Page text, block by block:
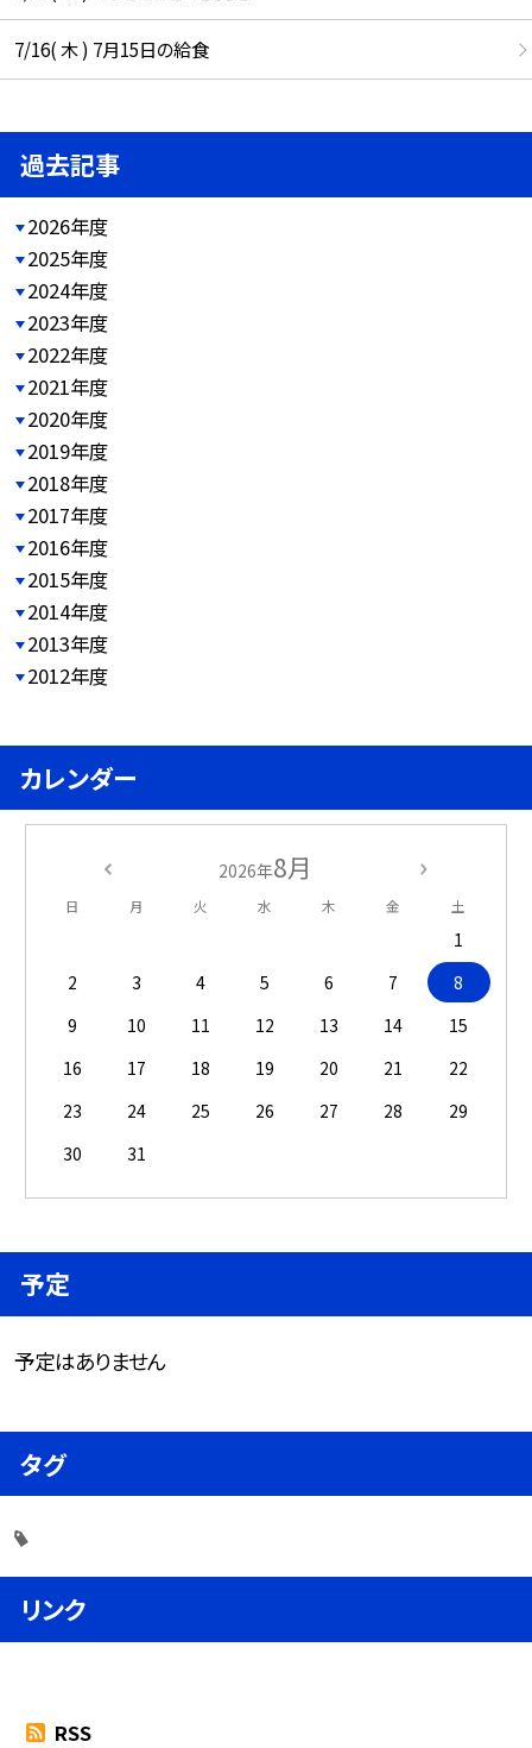
7/16( 木 ) 7月15日の給食
過去記事
2026年度
2025年度
2024年度
2023年度
2022年度
2021年度
2020年度
2019年度
2018年度
2017年度
2016年度
2015年度
2014年度
2013年度
2012年度
カレンダー
2026年8月
日 月 火 水 木 金 土
1
2
3 4 5 6 7
8
9
10 11 12 13 14
15
16
17 18 19 20 21
22
23
24 25 26 27 28
29
30
31
予定
予定はありません
タグ
リンク
RSS